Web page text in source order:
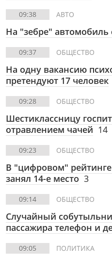
09:38 АВТО
На "зебре" автомобиль
09:37 ОБЩЕСТВО
На одну вакансию
претендуют 17 человек
09:28 ОБЩЕСТВО
Шестиклассницу
отравлением чачей 14
09:23 ОБЩЕСТВО
В "цифровом"
занял 14-е место 3
09:14 ОБЩЕСТВО
Случайный
пассажира телефон и
09:05 ПОЛИТИКА